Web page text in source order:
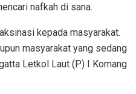
nafkah di sana.
kepada masyarakat.
masyarakat yang sedang
Letkol Laut (P) I Komang